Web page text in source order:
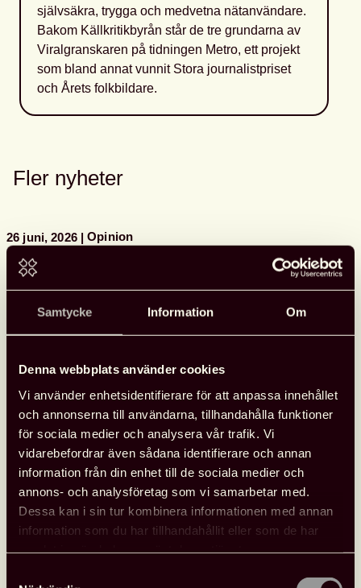
Samtycke Information Om
Denna webbplats använder cookies
Vi använder enhetsidentifierare för att anpassa innehållet
och annonserna till användarna, tillhandahålla funktioner
för sociala medier och analysera vår trafik. Vi
vidarebefordrar även sådana identifierare och annan
information från din enhet till de sociala medier och
annons- och analysföretag som vi samarbetar med.
Dessa kan i sin tur kombinera informationen med annan
information som du har tillhandahållit eller som de har
självsäkra, trygga och medvetna nätanvändare.
Bakom Källkritikbyrån står de tre grundarna av
Viralgranskaren på tidningen Metro, ett projekt
som bland annat vunnit Stora journalistpriset
och Årets folkbildare.
Fler nyheter
26 juni, 2026 Opinion